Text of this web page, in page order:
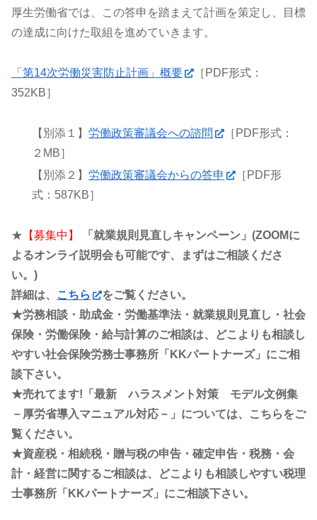
厚生労働省では、この答申を踏まえて計画を策定し、目標
の達成に向けた取組を進めていきます。
「第14次労働災害防止計画」概要
［PDF形式：
352KB］
【別添１】労働政策審議会への諮問
［PDF形式：
２MB］
【別添２】労働政策審議会からの答申
［PDF形
式：587KB］
★ 【募集中】
「就業規則見直しキャンペーン」(ZOOMに
よるオンライ説明会も可能です、まずはご相談くださ
い。)
詳細は、
こちら
をご覧ください。
★労務相談・助成金・労働基準法・就業規則見直し・社会
保険・労働保険・給与計算のご相談は、どこよりも相談し
やすい社会保険労務士事務所「KKパートナーズ」にご相
談下さい。
★売れてます!「最新 ハラスメント対策 モデル文例集
－厚労省導入マニュアル対応－」については、こちらをご
覧ください。
★資産税・相続税・贈与税の申告・確定申告・税務・会
計・経営に関するご相談は、どこよりも相談しやすい税理
士事務所「KKパートナーズ」にご相談下さい。